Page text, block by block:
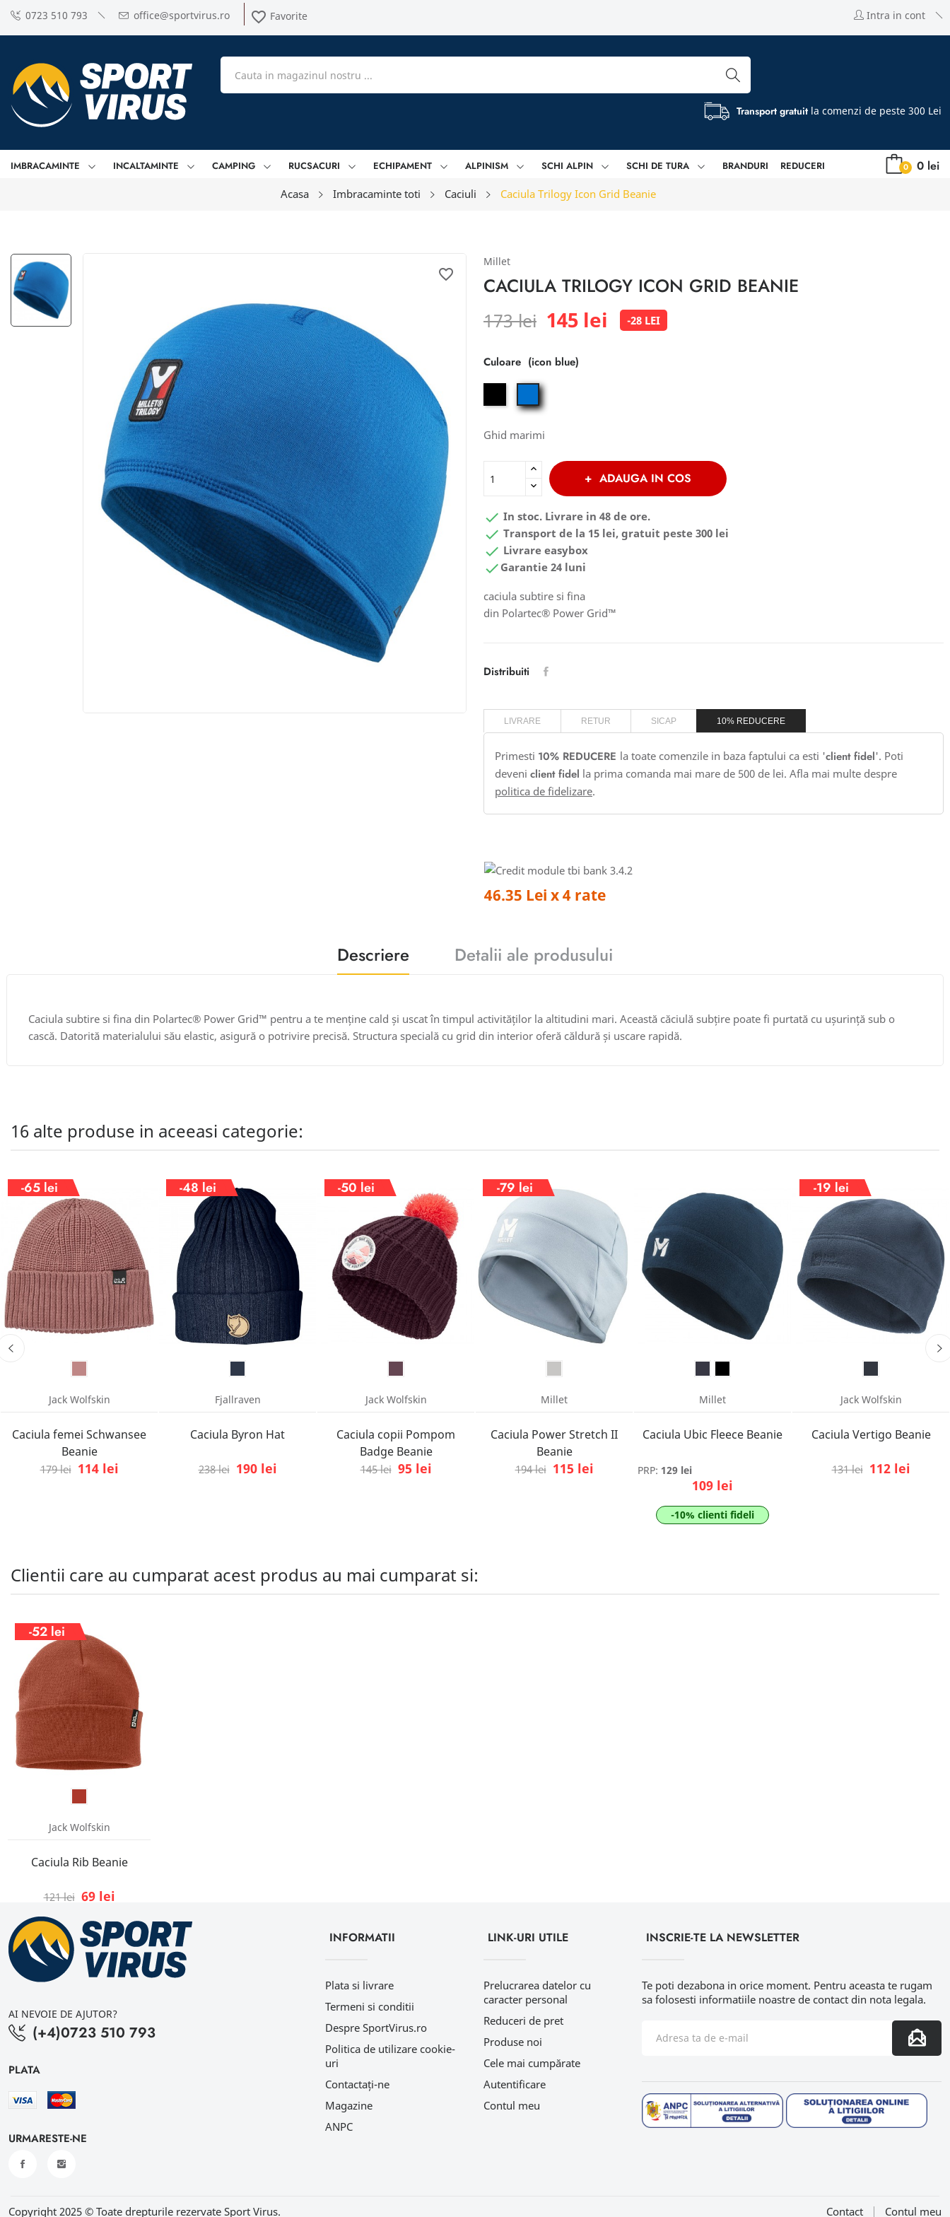
Intra in cont
0723 510 793 office@sportvirus.ro favorite_border Favorite
Transport gratuit la comenzi de peste 300 Lei
IMBRACAMINTE INCALTAMINTE CAMPING RUCSACURI ECHIPAMENT ALPINISM SCHI ALPIN SCHI DE TURA BRANDURI REDUCERI 0 lei
0
Acasa Imbracaminte toti Caciuli Caciula Trilogy Icon Grid Beanie
favorite_border
Millet
CACIULA TRILOGY ICON GRID BEANIE
173 lei 145 lei -28 LEI
Culoare
black-
noir
icon
blue
Ghid marimi
ADAUGA IN COS
 In stoc. Livrare in 48 de ore.
 Transport de la 15 lei, gratuit peste 300 lei
 Livrare easybox
 Garantie 24 luni
caciula subtire si fina
din Polartec® Power Grid™
Distribuiti
LIVRARE RETUR SICAP 10% REDUCERE
Primesti 10% REDUCERE la toate comenzile in baza faptului ca esti 'client fidel'. Poti
deveni client fidel la prima comanda mai mare de 500 de lei. Afla mai multe despre
politica de fidelizare.
46.35 Lei x 4 rate
Descriere Detalii ale produsului
Caciula subtire si fina din Polartec® Power Grid™ pentru a te menține cald și uscat în timpul activităților la altitudini mari. Această căciulă subțire poate fi purtată cu ușurință sub o
cască. Datorită materialului său elastic, asigură o potrivire precisă. Structura specială cu grid din interior oferă căldură și uscare rapidă.
16 alte produse in aceeasi categorie:
-65 lei
Jack Wolfskin
Caciula femei Schwansee
Beanie
179 lei 114 lei
-48 lei
Fjallraven
Caciula Byron Hat
238 lei 190 lei
-50 lei
Jack Wolfskin
Caciula copii Pompom
Badge Beanie
145 lei 95 lei
-79 lei
Millet
Caciula Power Stretch II
Beanie
194 lei 115 lei
Millet
Caciula Ubic Fleece Beanie
PRP: 129 lei
109 lei
-10% clienti fideli
-19 lei
Jack Wolfskin
Caciula Vertigo Beanie
131 lei 112 lei
Clientii care au cumparat acest produs au mai cumparat si:
-52 lei
Jack Wolfskin
Caciula Rib Beanie
121 lei 69 lei
AI NEVOIE DE AJUTOR?
(+4)0723 510 793
PLATA
URMARESTE-NE
INFORMATII
Plata si livrare
Termeni si conditii
Despre SportVirus.ro
Politica de utilizare cookie-
uri
Contactați-ne
Magazine
ANPC
LINK-URI UTILE
Prelucrarea datelor cu
caracter personal
Reduceri de pret
Produse noi
Cele mai cumpărate
Autentificare
Contul meu
INSCRIE-TE LA NEWSLETTER
Te poti dezabona in orice moment. Pentru aceasta te rugam
sa folosesti informatiile noastre de contact din nota legala.
Copyright 2025 © Toate drepturile rezervate Sport Virus. Contact Contul meu